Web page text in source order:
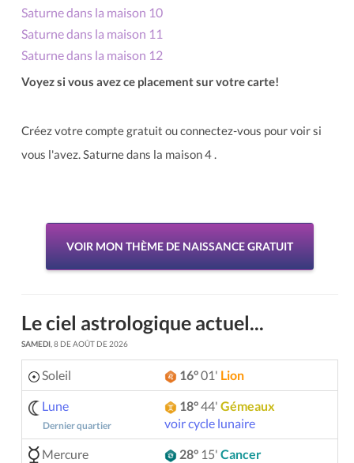
Saturne dans la maison 10
Saturne dans la maison 11
Saturne dans la maison 12
Voyez si vous avez ce placement sur votre carte!
Créez votre compte gratuit ou connectez-vous pour voir si
vous l'avez. Saturne dans la maison 4 .
VOIR MON THÈME DE NAISSANCE GRATUIT
Le ciel astrologique actuel...
SAMEDI , 8 DE AOÛT DE 2026
Soleil 16°01' Lion
Lune
Dernier quartier
18°44' Gémeaux
voir cycle lunaire
Mercure 28° 15' Cancer